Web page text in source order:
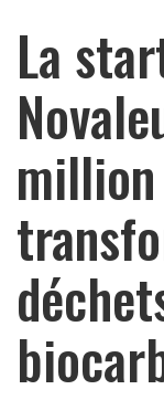
La
million